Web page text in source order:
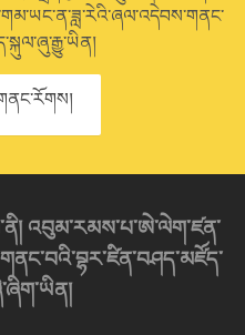
འབུམ་རམས་པ་ཨེ་ལེག་ཛན་